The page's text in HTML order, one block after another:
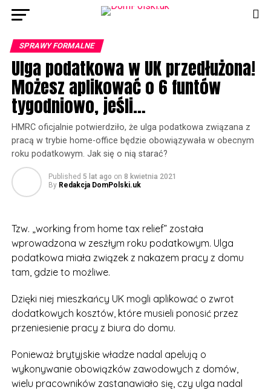
SPRAWY FORMALNE
Ulga podatkowa w UK przedłużona!
Możesz aplikować o 6 funtów
tygodniowo, jeśli…
HMRC oficjalnie potwierdziło, że ulga podatkowa związana z
pracą w trybie home-office będzie obowiązywała w obecnym
roku podatkowym. Jak się o nią starać?
Published 5 lat ago on 8 kwietnia 2021
By Redakcja DomPolski.uk
Tzw. „working from home tax relief” została
wprowadzona w zeszłym roku podatkowym. Ulga
podatkowa miała związek z nakazem pracy z domu
tam, gdzie to możliwe.
Dzięki niej mieszkańcy UK mogli aplikować o zwrot
dodatkowych kosztów, które musieli ponosić przez
przeniesienie pracy z biura do domu.
Ponieważ brytyjskie władze nadal apelują o
wykonywanie obowiązków zawodowych z domów,
wielu pracowników zastanawiało się, czy ulga nadal